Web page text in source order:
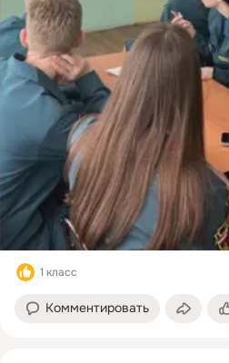
1 класс
Комментировать